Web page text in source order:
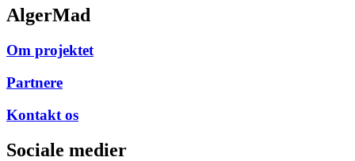
AlgerMad
Om projektet
Partnere
Kontakt os
Sociale medier